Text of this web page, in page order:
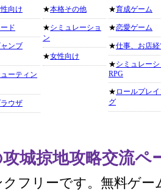
向け
ド
ンブ
ーティン
ウザ
★本格その他
★シミュレーショ
ン
★女性向け
★育成ゲーム
★恋愛ゲーム
★仕事、お店
★シミュレー
RPG
★ ロールプレ
グ
城掠地攻略交流ペ
フリーです。無料ゲー